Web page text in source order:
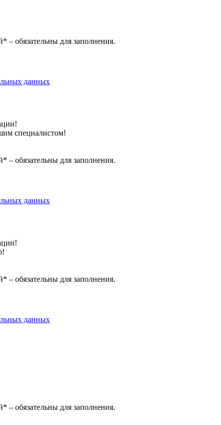
– обязательны для заполнения.
данных
специалистом!
– обязательны для заполнения.
данных
– обязательны для заполнения.
данных
– обязательны для заполнения.